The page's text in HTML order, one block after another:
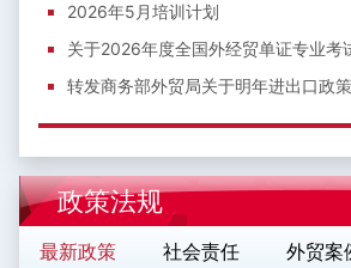
2026年5月培训计划
关于2026年度全国外经贸单证专业考
转发商务部外贸局关于明年进出口政
政策法规
最新政策 社会责任 外贸案